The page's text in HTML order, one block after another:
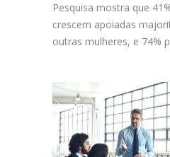
Pesquisa mostra que
crescem apoiadas
outras mulheres, e 74%